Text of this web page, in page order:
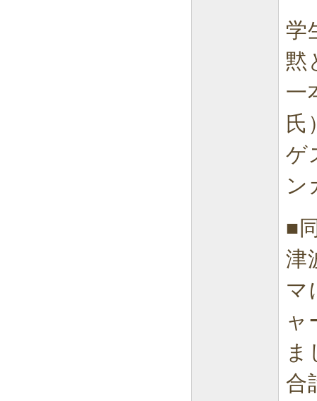
学
黙
一
氏
ゲ
ン
■
津
マ
ャ
ま
合